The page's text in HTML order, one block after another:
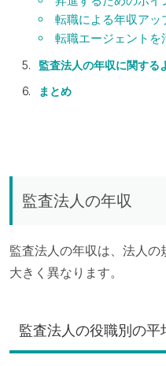
転職による年収アッ
転職エージェントを
監査法人の年収に関する
まとめ
監査法人の年収
監査法人の年収は、法人
大きく異なります。
監査法人の役職別の平